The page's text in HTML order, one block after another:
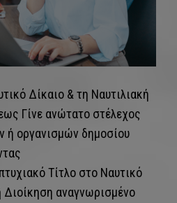
Δίκαιο & τη Ναυτιλιακή
Γίνε ανώτατο στέλεχος
ή οργανισμών δημοσίου
Τίτλο στο Ναυτικό
Διοίκηση αναγνωρισμένο